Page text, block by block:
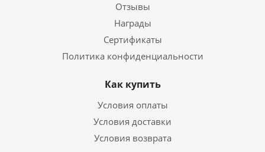
Отзывы
Награды
Сертификаты
Политика конфиденциальности
Как купить
Условия оплаты
Условия доставки
Условия возврата